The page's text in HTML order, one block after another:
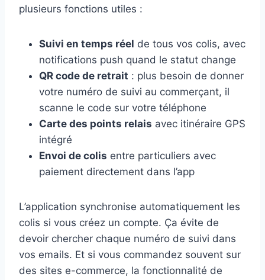
plusieurs fonctions utiles :
Suivi en temps réel de tous vos colis, avec
notifications push quand le statut change
QR code de retrait : plus besoin de donner
votre numéro de suivi au commerçant, il
scanne le code sur votre téléphone
Carte des points relais avec itinéraire GPS
intégré
Envoi de colis entre particuliers avec
paiement directement dans l’app
L’application synchronise automatiquement les
colis si vous créez un compte. Ça évite de
devoir chercher chaque numéro de suivi dans
vos emails. Et si vous commandez souvent sur
des sites e-commerce, la fonctionnalité de